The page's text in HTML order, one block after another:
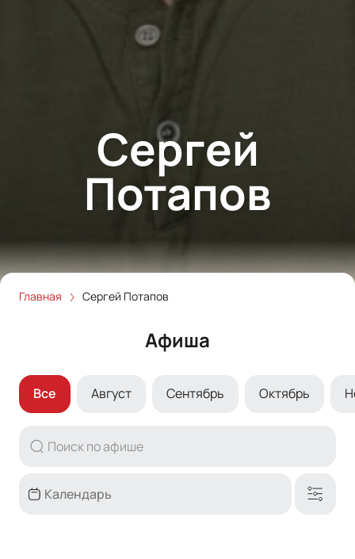
Сергей
Потапов
Главная Сергей Потапов
Афиша
Все Август Сентябрь Октябрь